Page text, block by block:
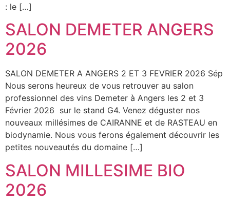
: le […]
SALON DEMETER ANGERS
2026
SALON DEMETER A ANGERS 2 ET 3 FEVRIER 2026 Sép
Nous serons heureux de vous retrouver au salon
professionnel des vins Demeter à Angers les 2 et 3
Février 2026 sur le stand G4. Venez déguster nos
nouveaux millésimes de CAIRANNE et de RASTEAU en
biodynamie. Nous vous ferons également découvrir les
petites nouveautés du domaine […]
SALON MILLESIME BIO
2026